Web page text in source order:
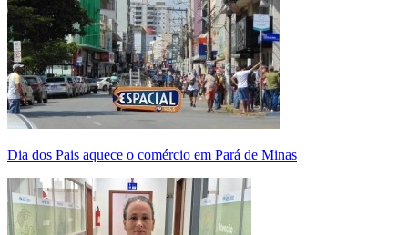
Dia dos Pais aquece o comércio em Pará de Minas